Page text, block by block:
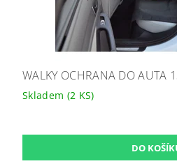
WALKY OCHRANA DO AUTA
Skladem (2 KS)